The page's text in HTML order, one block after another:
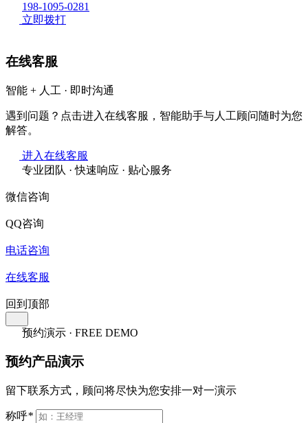
198-1095-0281
立即拨打
在线客服
智能 + 人工 · 即时沟通
遇到问题？点击进入在线客服，智能助手与人工顾问随时为您
解答。
进入在线客服
专业团队 · 快速响应 · 贴心服务
微信咨询
QQ咨询
电话咨询
在线客服
回到顶部
预约演示 · FREE DEMO
预约产品演示
留下联系方式，顾问将尽快为您安排一对一演示
称呼*